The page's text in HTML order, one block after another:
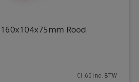
Rood
€1.60 inc. BTW